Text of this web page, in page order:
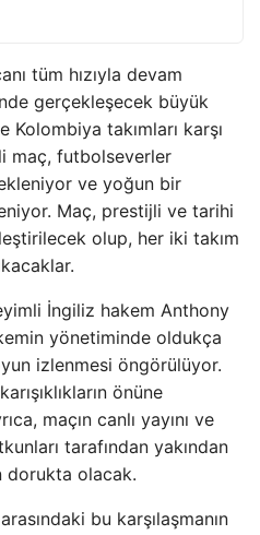
tüm hızıyla devam
gerçekleşecek büyük
takımları karşı
maç, futbolseverler
ve yoğun bir
Maç, prestijli ve tarihi
olup, her iki takım
İngiliz hakem Anthony
yönetiminde oldukça
izlenmesi öngörülüyor.
önüne
maçın canlı yayını ve
tarafından yakından
dorukta olacak.
bu karşılaşmanın